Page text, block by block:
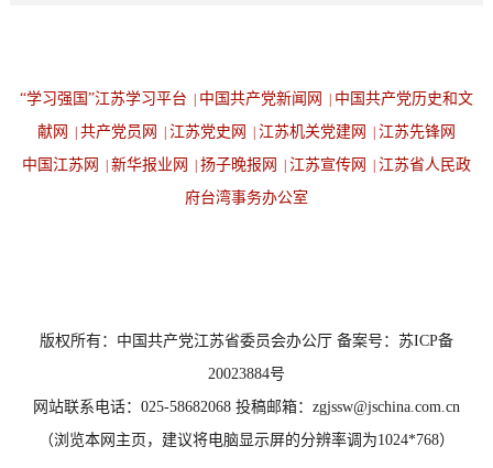
“学习强国”江苏学习平台 中国共产党新闻网
中国共产党历史和文
献网
共产党员网 江苏党史网 江苏机关党建网
江苏先锋网
中国江苏网
新华报业网 扬子晚报网 江苏宣传网
江苏省人民政
府台湾事务办公室
版权所有：中国共产党江苏省委员会办公厅 备案号：苏ICP备
20023884号
网站联系电话：025-58682068 投稿邮箱：zgjssw@jschina.com.cn
（浏览本网主页，建议将电脑显示屏的分辨率调为1024*768）